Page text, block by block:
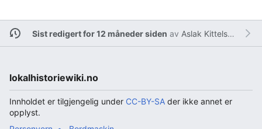
Sist redigert for 12 måneder siden av Aslak Kittelsen
lokalhistoriewiki.no
Innholdet er tilgjengelig under CC-BY-SA der ikke annet er
opplyst.